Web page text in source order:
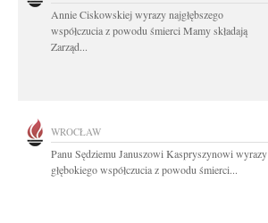
Annie Ciskowskiej wyrazy najgłębszego
współczucia z powodu śmierci Mamy składają
Zarząd...
WROCŁAW
Panu Sędziemu Januszowi Kaspryszynowi wyrazy
głębokiego współczucia z powodu śmierci...